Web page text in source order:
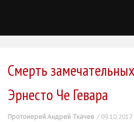
Смерть
Эрнесто Че Гевара
Протоиерей Андрей Ткачев 09.10.2017